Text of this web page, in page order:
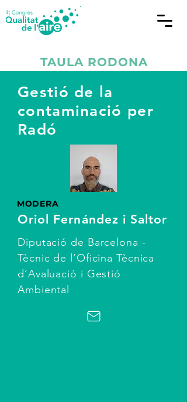
TAULA RODONA
Gestió de la
contaminació per
Radó
MODERA
Oriol Fernández i Saltor
Diputació de Barcelona -
Tècnic de l’Oficina Tècnica
d’Avaluació i Gestió
Ambiental